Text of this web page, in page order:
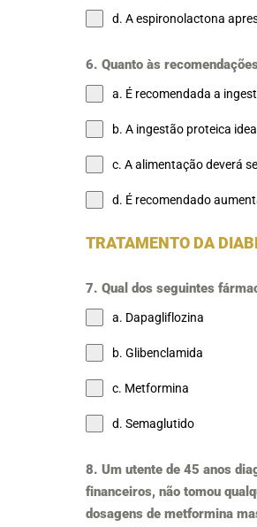
d. A espironolactona
6. Quanto às
a. É recomendada a
b. A ingestão proteica
c. A alimentação deverá
d. É recomendado
TRATAMENTO DA
7. Qual dos seguintes
a. Dapagliflozina
b. Glibenclamida
c. Metformina
d. Semaglutido
8. Um utente de 45 anos
financeiros, não tomou
dosagens de metformina